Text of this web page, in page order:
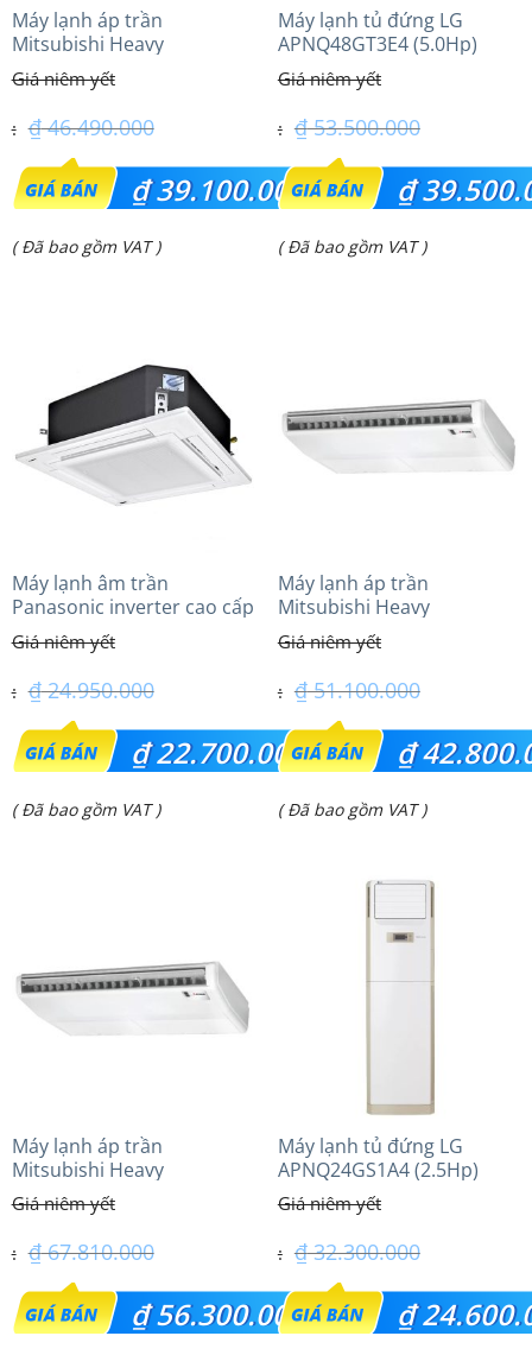
Máy lạnh áp trần
Mitsubishi Heavy
FDE100VG (4.0Hp) Cao cấp
– 1 Pha
₫46.490.000
Giá
gốc
là:
₫39.100.000
Giá
₫ 39.100.000.
( Đã bao gồm VAT )
Máy lạnh tủ đứng LG
APNQ48GT3E4 (5.0Hp)
Inverter
₫53.500.000
Giá
gốc
là:
₫
Giá
₫ 39.500.000.
( Đã bao gồm VAT )
Máy lạnh âm trần
Panasonic inverter cao cấp
(2.0 Hp) S-1821PU3HA/U-
18PRH1H5
₫24.950.000
Giá
gốc
là:
₫22.700.000
Giá
₫ 22.700.000.
( Đã bao gồm VAT )
Máy lạnh áp trần
Mitsubishi Heavy
FDE100VG (4.0Hp) Cao cấp
– 3 Pha
₫51.100.000
Giá
gốc
là:
₫
Giá
( Đã bao gồm VAT )
Máy lạnh áp trần
Mitsubishi Heavy
FDE125VG (5.0Hp) Cao cấp
– 3 Pha
₫67.810.000
Giá
gốc
₫56.300.000
Máy lạnh tủ đứng LG
APNQ24GS1A4 (2.5Hp)
Inverter
₫32.300.000
Giá
gốc
₫